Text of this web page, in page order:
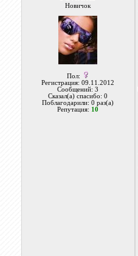
Новичок
Пол:
Регистрация: 09.11.2012
Сообщений: 3
Сказал(а) спасибо: 0
Поблагодарили: 0 раз(а)
Репутация: 10